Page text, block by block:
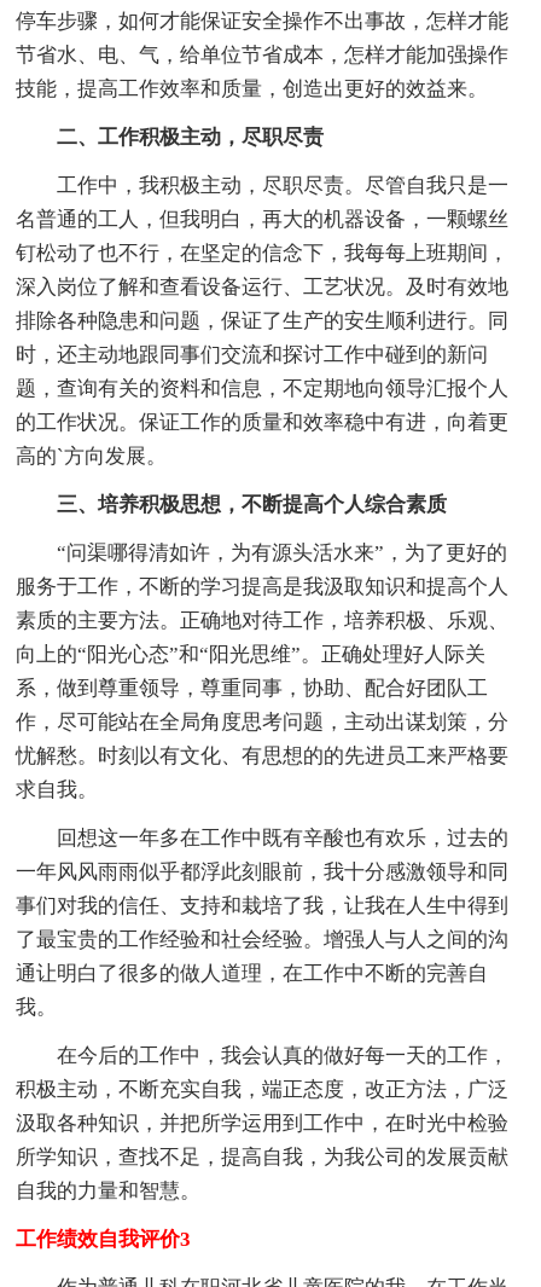
停车步骤，如何才能保证安全操作不出事故，怎样才能
节省水、电、气，给单位节省成本，怎样才能加强操作
技能，提高工作效率和质量，创造出更好的效益来。
二、工作积极主动，尽职尽责
工作中，我积极主动，尽职尽责。尽管自我只是一
名普通的工人，但我明白，再大的机器设备，一颗螺丝
钉松动了也不行，在坚定的信念下，我每每上班期间，
深入岗位了解和查看设备运行、工艺状况。及时有效地
排除各种隐患和问题，保证了生产的安生顺利进行。同
时，还主动地跟同事们交流和探讨工作中碰到的新问
题，查询有关的资料和信息，不定期地向领导汇报个人
的工作状况。保证工作的质量和效率稳中有进，向着更
高的`方向发展。
三、培养积极思想，不断提高个人综合素质
“问渠哪得清如许，为有源头活水来”，为了更好的
服务于工作，不断的学习提高是我汲取知识和提高个人
素质的主要方法。正确地对待工作，培养积极、乐观、
向上的“阳光心态”和“阳光思维”。正确处理好人际关
系，做到尊重领导，尊重同事，协助、配合好团队工
作，尽可能站在全局角度思考问题，主动出谋划策，分
忧解愁。时刻以有文化、有思想的的先进员工来严格要
求自我。
回想这一年多在工作中既有辛酸也有欢乐，过去的
一年风风雨雨似乎都浮此刻眼前，我十分感激领导和同
事们对我的信任、支持和栽培了我，让我在人生中得到
了最宝贵的工作经验和社会经验。增强人与人之间的沟
通让明白了很多的做人道理，在工作中不断的完善自
我。
在今后的工作中，我会认真的做好每一天的工作，
积极主动，不断充实自我，端正态度，改正方法，广泛
汲取各种知识，并把所学运用到工作中，在时光中检验
所学知识，查找不足，提高自我，为我公司的发展贡献
自我的力量和智慧。
工作绩效自我评价3